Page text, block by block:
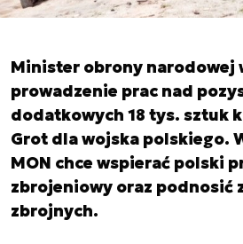
Minister obrony narodowej
prowadzenie prac nad
dodatkowych 18 tys. sztuk
Grot dla wojska polskiego.
MON chce wspierać polski
zbrojeniowy oraz podnosić
zbrojnych.